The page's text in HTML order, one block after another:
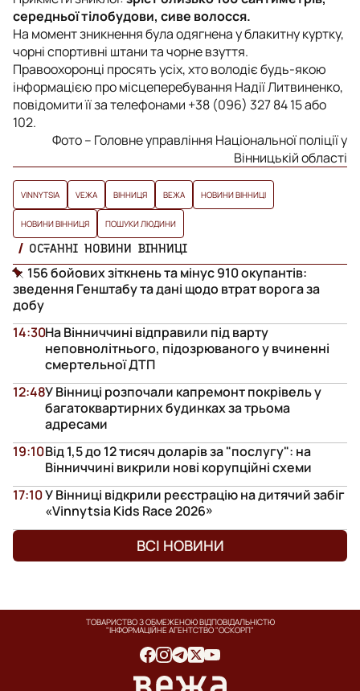
середньої тілобудови, сиве волосся.
На момент зникнення була одягнена у блакитну куртку,
чорні спортивні штани та чорне взуття.
Правоохоронці просять усіх, хто володіє будь-якою
інформацією про місцеперебування Надії Литвиненко,
повідомити її за телефонами +38 (096) 327 84 15 або
102.
Фото – Головне управління Національної поліції у
Вінницькій області
VINNYTSIA VЕЖА ВІННИЦЯ ВЕЖА НОВИНИ ВІННИЦІ
НОВИНИ ВІННИЦЯ ПОШУКИ ЛЮДИНИ
ОСТАННІ НОВИНИ ВІННИЦІ
156 бойових зіткнень та мінус 910 окупантів:
зведення Генштабу та дані щодо втрат ворога за
добу
На Вінниччині відправили під варту
неповнолітнього, підозрюваного у вчиненні
смертельної ДТП
14:30
У Вінниці розпочали капремонт покрівель у
багатоквартирних будинках за трьома
адресами
12:48
Від 1,5 до 12 тисяч доларів за "послугу": на
Вінниччині викрили нові корупційні схеми
19:10
У Вінниці відкрили реєстрацію на дитячий забіг
«Vinnytsia Kids Race 2026»
17:10
ВСІ НОВИНИ
ТОВАРИСТВО З ОБМЕЖЕНОЮ ВІДПОВІДАЛЬНІСТЮ
"ІНФОРМАЦІЙНЕ АГЕНТСТВО "ОСКОРП"